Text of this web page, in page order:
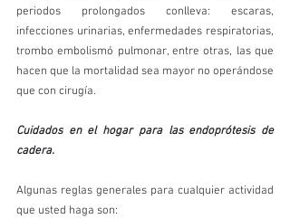
periodos prolongados conlleva: escaras,
infecciones urinarias, enfermedades respiratorias,
trombo embolismó pulmonar, entre otras, las que
hacen que la mortalidad sea mayor no operándose
que con cirugía.
Cuidados en el hogar para las endoprótesis de
cadera.
Algunas reglas generales para cualquier actividad
que usted haga son: